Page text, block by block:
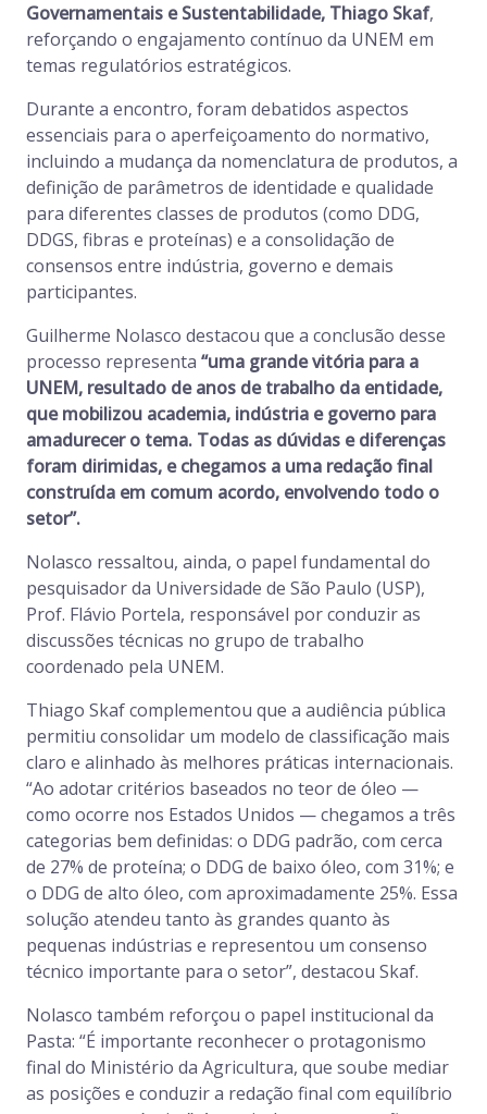
Governamentais e Sustentabilidade, Thiago Skaf,
reforçando o engajamento contínuo da UNEM em
temas regulatórios estratégicos.
Durante a encontro, foram debatidos aspectos
essenciais para o aperfeiçoamento do normativo,
incluindo a mudança da nomenclatura de produtos, a
definição de parâmetros de identidade e qualidade
para diferentes classes de produtos (como DDG,
DDGS, fibras e proteínas) e a consolidação de
consensos entre indústria, governo e demais
participantes.
Guilherme Nolasco destacou que a conclusão desse
processo representa “uma grande vitória para a
UNEM, resultado de anos de trabalho da entidade,
que mobilizou academia, indústria e governo para
amadurecer o tema. Todas as dúvidas e diferenças
foram dirimidas, e chegamos a uma redação final
construída em comum acordo, envolvendo todo o
setor”.
Nolasco ressaltou, ainda, o papel fundamental do
pesquisador da Universidade de São Paulo (USP),
Prof. Flávio Portela, responsável por conduzir as
discussões técnicas no grupo de trabalho
coordenado pela UNEM.
Thiago Skaf complementou que a audiência pública
permitiu consolidar um modelo de classificação mais
claro e alinhado às melhores práticas internacionais.
“Ao adotar critérios baseados no teor de óleo —
como ocorre nos Estados Unidos — chegamos a três
categorias bem definidas: o DDG padrão, com cerca
de 27% de proteína; o DDG de baixo óleo, com 31%; e
o DDG de alto óleo, com aproximadamente 25%. Essa
solução atendeu tanto às grandes quanto às
pequenas indústrias e representou um consenso
técnico importante para o setor”, destacou Skaf.
Nolasco também reforçou o papel institucional da
Pasta: “É importante reconhecer o protagonismo
final do Ministério da Agricultura, que soube mediar
as posições e conduzir a redação final com equilíbrio